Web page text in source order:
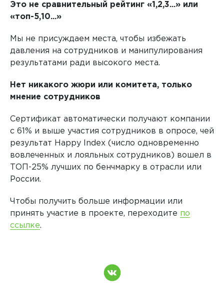
Это не сравнительный рейтинг «1,2,3...» или
«топ-5,10...»
Мы не присуждаем места, чтобы избежать
давления на сотрудников и манипулирования
результатами ради высокого места.
Нет никакого жюри или комитета, только
мнение сотрудников
Сертификат автоматически получают компании
с 61% и выше участия сотрудников в опросе, чей
результат Happy Index (число одновременно
вовлеченных и лояльных сотрудников) вошел в
ТОП-25% лучших по бенчмарку в отрасли или
России.
Чтобы получить больше информации или
принять участие в проекте, переходите по
ссылке.